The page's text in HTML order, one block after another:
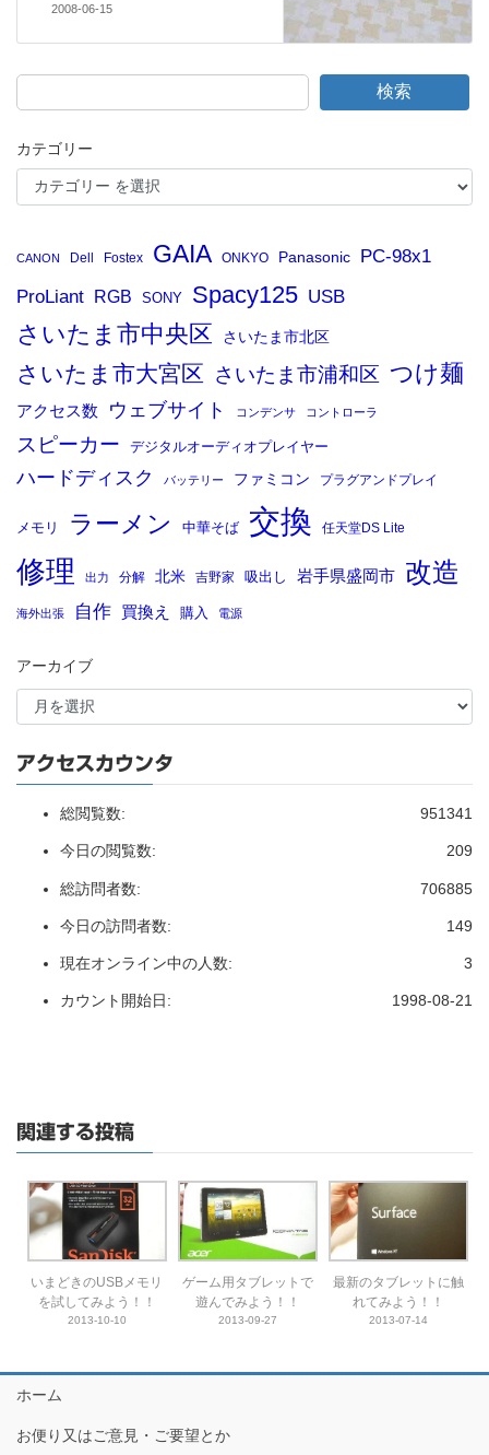
2008-06-15
検索
カテゴリー
CANON Dell Fostex GAIA ONKYO Panasonic PC-98x1
ProLiant RGB SONY Spacy125 USB
さいたま市中央区 さいたま市北区
さいたま市大宮区 さいたま市浦和区 つけ麺
アクセス数 ウェブサイト コンデンサ コントローラ
スピーカー デジタルオーディオプレイヤー
ハードディスク バッテリー ファミコン プラグアンドプレイ
メモリ ラーメン 中華そば 交換 任天堂DS Lite
修理 出力 分解 北米 吉野家 吸出し 岩手県盛岡市 改造
海外出張 自作 買換え 購入 電源
アーカイブ
アクセスカウンタ
951341
総閲覧数:
209
今日の閲覧数:
706885
総訪問者数:
149
今日の訪問者数:
3
現在オンライン中の人数:
1998-08-21
カウント開始日:
関連する投稿
いまどきのUSBメモリ
を試してみよう！！
2013-10-10
ゲーム用タブレットで
遊んでみよう！！
2013-09-27
最新のタブレットに触
れてみよう！！
2013-07-14
ホーム
お便り又はご意見・ご要望とか